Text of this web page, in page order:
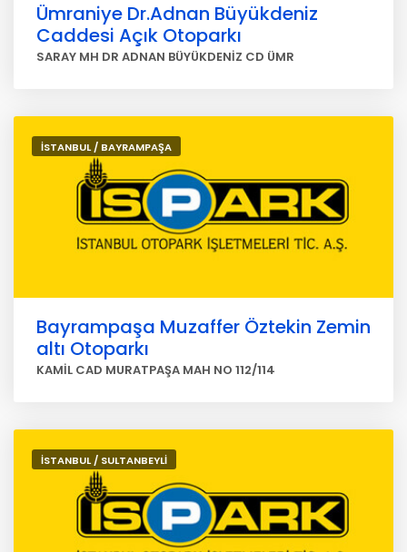
Ümraniye Dr.Adnan Büyükdeniz
Caddesi Açık Otoparkı
SARAY MH DR ADNAN BÜYÜKDENİZ CD ÜMR
İSTANBUL / BAYRAMPAŞA
Bayrampaşa Muzaffer Öztekin Zemin
altı Otoparkı
KAMİL CAD MURATPAŞA MAH NO 112/114
İSTANBUL / SULTANBEYLİ